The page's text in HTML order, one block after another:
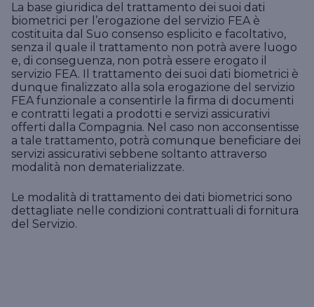
La base giuridica del trattamento dei suoi dati
biometrici per l’erogazione del servizio FEA è
costituita dal Suo consenso esplicito e facoltativo,
senza il quale il trattamento non potrà avere luogo
e, di conseguenza, non potrà essere erogato il
servizio FEA. Il trattamento dei suoi dati biometrici è
dunque finalizzato alla sola erogazione del servizio
FEA funzionale a consentirle la firma di documenti
e contratti legati a prodotti e servizi assicurativi
offerti dalla Compagnia. Nel caso non acconsentisse
a tale trattamento, potrà comunque beneficiare dei
servizi assicurativi sebbene soltanto attraverso
modalità non dematerializzate.
Le modalità di trattamento dei dati biometrici sono
dettagliate nelle condizioni contrattuali di fornitura
del Servizio.